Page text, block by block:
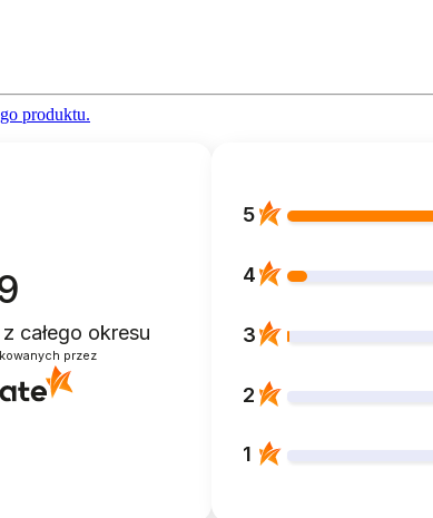
produktu.
z całego okresu
przez
5
4
3
2
1